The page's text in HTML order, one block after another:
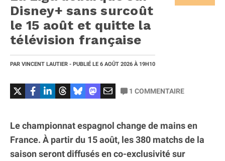
Disney+ sans surcoût
le 15 août et quitte la
télévision française
PAR VINCENT LAUTIER - PUBLIÉ LE 6 AOÛT 2026 À 19H10
1 COMMENTAIRE
Le championnat espagnol change de mains en
France. À partir du 15 août, les 380 matchs de la
saison seront diffusés en co-exclusivité sur